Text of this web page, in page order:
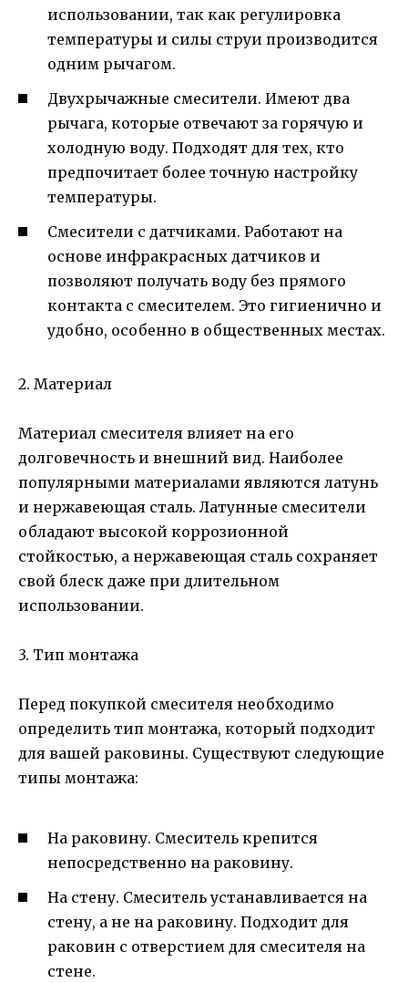
использовании, так как регулировка
температуры и силы струи производится
одним рычагом.
Двухрычажные смесители. Имеют два
рычага, которые отвечают за горячую и
холодную воду. Подходят для тех, кто
предпочитает более точную настройку
температуры.
Смесители с датчиками. Работают на
основе инфракрасных датчиков и
позволяют получать воду без прямого
контакта с смесителем. Это гигиенично и
удобно, особенно в общественных местах.
2. Материал
Материал смесителя влияет на его
долговечность и внешний вид. Наиболее
популярными материалами являются латунь
и нержавеющая сталь. Латунные смесители
обладают высокой коррозионной
стойкостью, а нержавеющая сталь сохраняет
свой блеск даже при длительном
использовании.
3. Тип монтажа
Перед покупкой смесителя необходимо
определить тип монтажа, который подходит
для вашей раковины. Существуют следующие
типы монтажа:
На раковину. Смеситель крепится
непосредственно на раковину.
На стену. Смеситель устанавливается на
стену, а не на раковину. Подходит для
раковин с отверстием для смесителя на
стене.